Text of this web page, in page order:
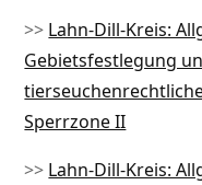
>> Lahn-Dill-Kreis:
Gebietsfestlegung
Sperrzone II
>> Lahn-Dill-Kreis: